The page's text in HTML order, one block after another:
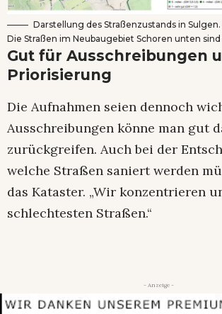
Darstellung des Straßenzustands in
Die Straßen im Neubaugebiet Schoren unten sind
Gut für Ausschreibungen
Priorisierung
Die Aufnahmen seien dennoch
Ausschreibungen könne man gut
zurückgreifen. Auch bei der
welche Straßen saniert werden
das Kataster. „Wir konzentrieren
schlechtesten Straßen.“
- Anzeige -